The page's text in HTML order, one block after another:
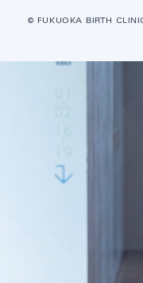
© FUKUOKA BIRTH